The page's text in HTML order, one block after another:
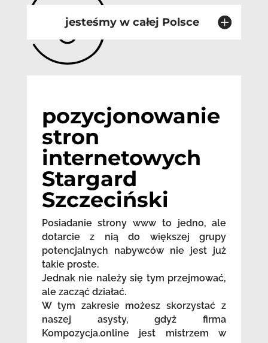
jesteśmy w całej Polsce
pozycjonowanie
stron
internetowych
Stargard
Szczeciński
Posiadanie strony www to jedno, ale
dotarcie z nią do większej grupy
potencjalnych nabywców nie jest już
takie proste.
Jednak nie należy się tym przejmować,
ale zacząć działać.
W tym zakresie możesz skorzystać z
naszej asysty, gdyż firma
Kompozycja.online jest mistrzem w